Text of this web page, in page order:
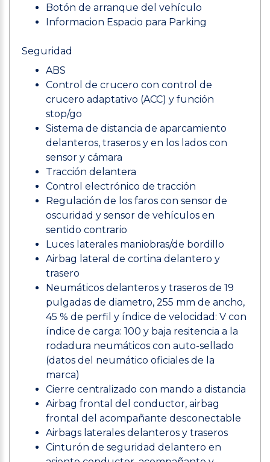
Botón de arranque del vehículo
Informacion Espacio para Parking
Seguridad
ABS
Control de crucero con control de
crucero adaptativo (ACC) y función
stop/go
Sistema de distancia de aparcamiento
delanteros, traseros y en los lados con
sensor y cámara
Tracción delantera
Control electrónico de tracción
Regulación de los faros con sensor de
oscuridad y sensor de vehículos en
sentido contrario
Luces laterales maniobras/de bordillo
Airbag lateral de cortina delantero y
trasero
Neumáticos delanteros y traseros de 19
pulgadas de diametro, 255 mm de ancho,
45 % de perfil y índice de velocidad: V con
índice de carga: 100 y baja resitencia a la
rodadura neumáticos con auto-sellado
(datos del neumático oficiales de la
marca)
Cierre centralizado con mando a distancia
Airbag frontal del conductor, airbag
frontal del acompañante desconectable
Airbags laterales delanteros y traseros
Cinturón de seguridad delantero en